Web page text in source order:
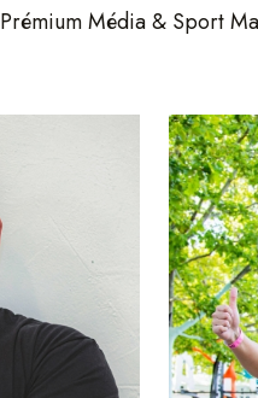
Prémium Média & Sport